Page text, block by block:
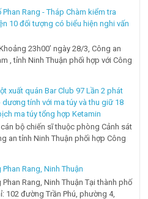
Rang - Tháp Chàm kiểm tra
10 đối tượng có biểu hiện nghi vấn
23h00’ ngày 28/3, Công an
, tỉnh Ninh Thuận phối hợp với Công
xuất quán Bar Club 97 Lần 2 phát
dương tính với ma túy và thu giữ 18
ma túy tổng hợp Ketamin
bộ chiến sĩ thuộc phòng Cảnh sát
an tỉnh Ninh Thuận phối hợp Công
Rang, Ninh Thuận
Phan Rang, Ninh Thuận Tại thành phố
102 đường Trần Phú, phường 4,